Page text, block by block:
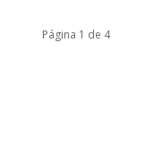
Página 1 de 4